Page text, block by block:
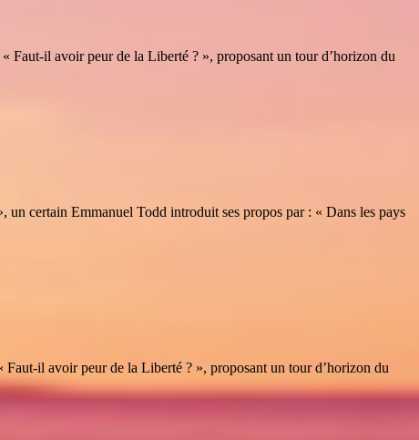
Faut-il avoir peur de la Liberté ? », proposant un tour d’horizon du
certain Emmanuel Todd introduit ses propos par : « Dans les pays
il avoir peur de la Liberté ? », proposant un tour d’horizon du